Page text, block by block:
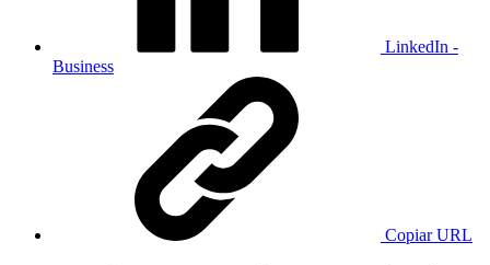
LinkedIn -
Business
Copiar URL